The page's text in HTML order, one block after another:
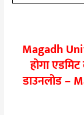
Magadh
होगा
डाउनलोड –